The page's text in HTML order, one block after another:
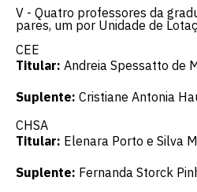
V - Quatro professores da
pares, um por Unidade de
CEE
Titular: Andreia Spessatto de
Suplente: Cristiane Antonia
CHSA
Titular: Elenara Porto e Silva
Suplente: Fernanda Storck